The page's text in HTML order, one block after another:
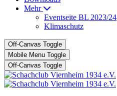
Mehr
Eventseite BL 2023/24
Klimaschutz
Off-Canvas Toggle
Mobile Menu Toggle
Off-Canvas Toggle